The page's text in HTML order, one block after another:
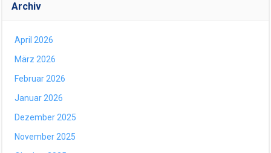
Archiv
April 2026
März 2026
Februar 2026
Januar 2026
Dezember 2025
November 2025